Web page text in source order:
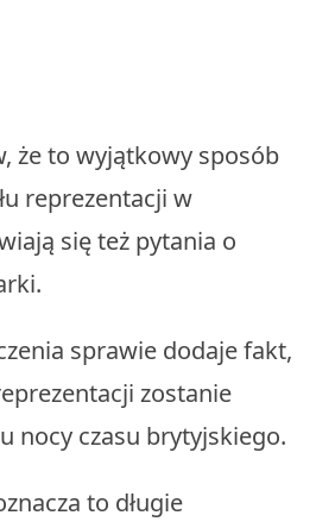
że to wyjątkowy sposób
reprezentacji w
się też pytania o
sprawie dodaje fakt,
zostanie
nocy czasu brytyjskiego.
to długie